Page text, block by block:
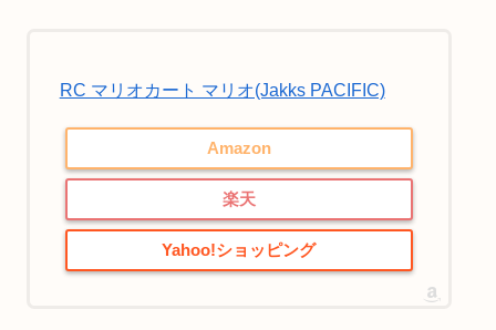
RC マリオカート マリオ(Jakks PACIFIC)
Amazon
楽天
Yahoo!ショッピング